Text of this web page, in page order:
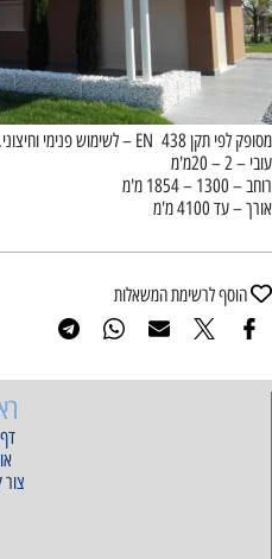
מסופק לפי תקן 438 EN – לשימוש פנימי וחיצוני.
עובי – 2 – 20מ'מ
רוחב – 1300 – 1854 מ'מ
אורך – עד 4100 מ'מ
הוסף לרשימת המשאלות